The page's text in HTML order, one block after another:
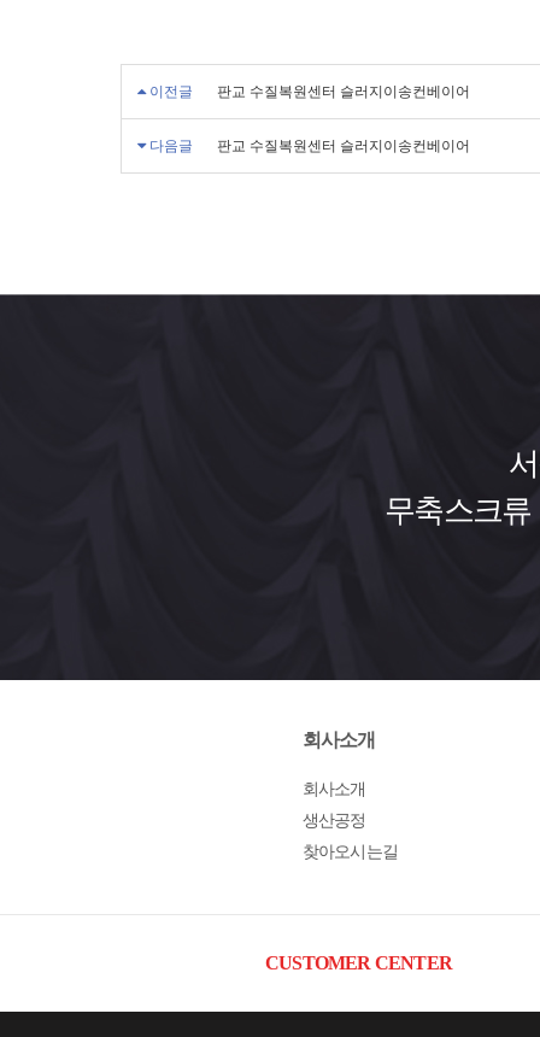
이전글 판교 수질복원센터 슬러지이송컨베이어
다음글 판교 수질복원센터 슬러지이송컨베이어
무축스크
회사소개
회사소개
생산공정
찾아오시는길
CUSTOMER CENTER